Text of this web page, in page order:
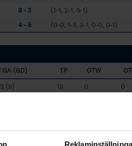
8 - 3 (1-1, 2-1, 5-1)
4 - 5 (0-0, 1-3, 3-1, 0-0, 0-1)
(GD) TP OTW
(9) 13 0 0